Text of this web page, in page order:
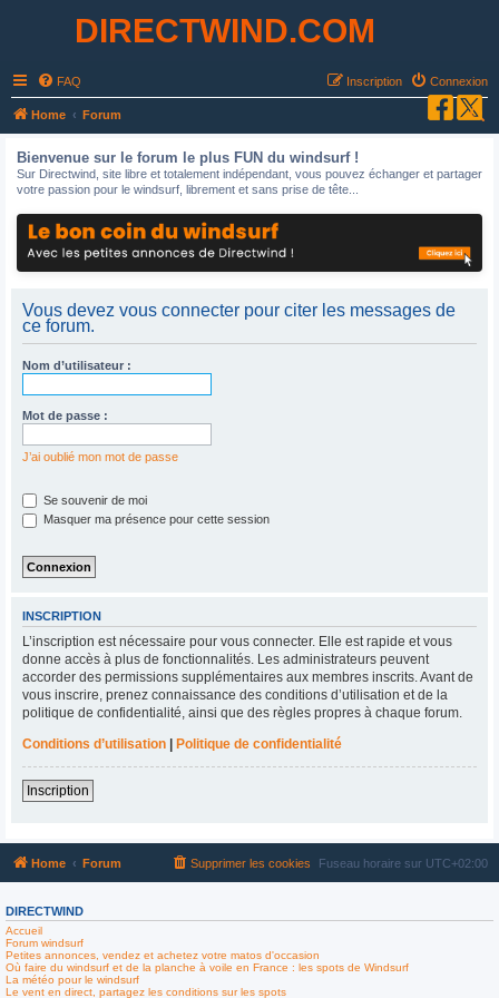
DIRECTWIND.COM
FAQ Connexion
Inscription
Home Forum
Bienvenue sur le forum le plus FUN du windsurf !
Sur Directwind, site libre et totalement indépendant, vous pouvez échanger et partager
votre passion pour le windsurf, librement et sans prise de tête...
Vous devez vous connecter pour citer les messages de
ce forum.
Nom d’utilisateur :
Mot de passe :
J’ai oublié mon mot de passe
Se souvenir de moi
Masquer ma présence pour cette session
INSCRIPTION
L’inscription est nécessaire pour vous connecter. Elle est rapide et vous
donne accès à plus de fonctionnalités. Les administrateurs peuvent
accorder des permissions supplémentaires aux membres inscrits. Avant de
vous inscrire, prenez connaissance des conditions d’utilisation et de la
politique de confidentialité, ainsi que des règles propres à chaque forum.
Conditions d’utilisation
Politique de confidentialité
Inscription
Home Forum Fuseau horaire sur UTC+02:00
Supprimer les cookies
DIRECTWIND
Accueil
Forum windsurf
Petites annonces, vendez et achetez votre matos d'occasion
Où faire du windsurf et de la planche à voile en France : les spots de Windsurf
La météo pour le windsurf
Le vent en direct, partagez les conditions sur les spots